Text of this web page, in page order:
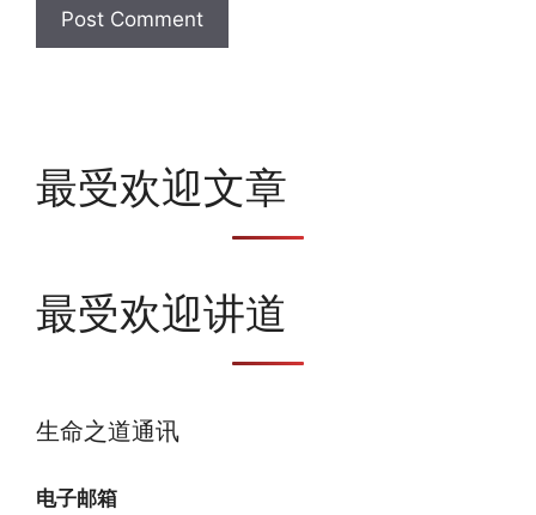
最受欢迎文章
最受欢迎讲道
生命之道通讯
电子邮箱